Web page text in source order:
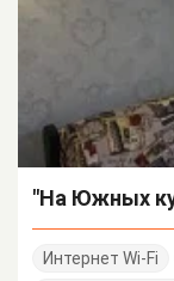
"На Южных
Интернет Wi-Fi